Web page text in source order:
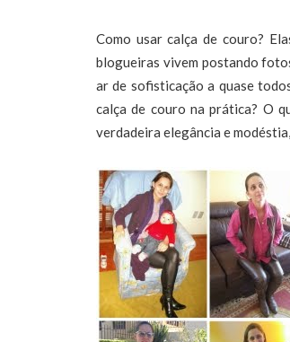
Como usar calça de couro?
blogueiras vivem postando
ar de sofisticação a quase
calça de couro na prática? O
verdadeira elegância e